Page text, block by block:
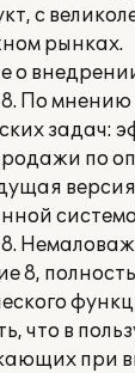
с
рынках.
о
По мнению
задач:
по
8,
что в
при